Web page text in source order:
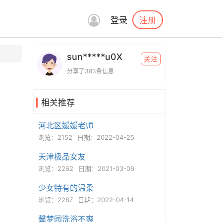
登录 注册
sun*****u0X
分享了383条信息
关注
相关推荐
河北区媛媛老师
浏览：2152 日期：2022-04-25
天津极品女友
浏览：2262 日期：2021-03-06
少女特有的温柔
浏览：2287 日期：2022-04-14
馨梦园洗浴不爽